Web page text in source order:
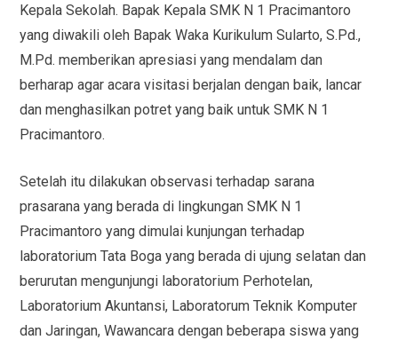
Kepala Sekolah. Bapak Kepala SMK N 1 Pracimantoro
yang diwakili oleh Bapak Waka Kurikulum Sularto, S.Pd.,
M.Pd. memberikan apresiasi yang mendalam dan
berharap agar acara visitasi berjalan dengan baik, lancar
dan menghasilkan potret yang baik untuk SMK N 1
Pracimantoro.
Setelah itu dilakukan observasi terhadap sarana
prasarana yang berada di lingkungan SMK N 1
Pracimantoro yang dimulai kunjungan terhadap
laboratorium Tata Boga yang berada di ujung selatan dan
berurutan mengunjungi laboratorium Perhotelan,
Laboratorium Akuntansi, Laboratorum Teknik Komputer
dan Jaringan, Wawancara dengan beberapa siswa yang